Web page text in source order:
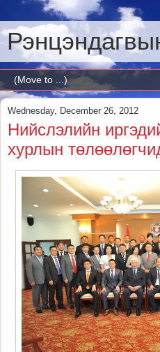
Wednesday, December 26, 2012
Нийслэлийн
хурлын